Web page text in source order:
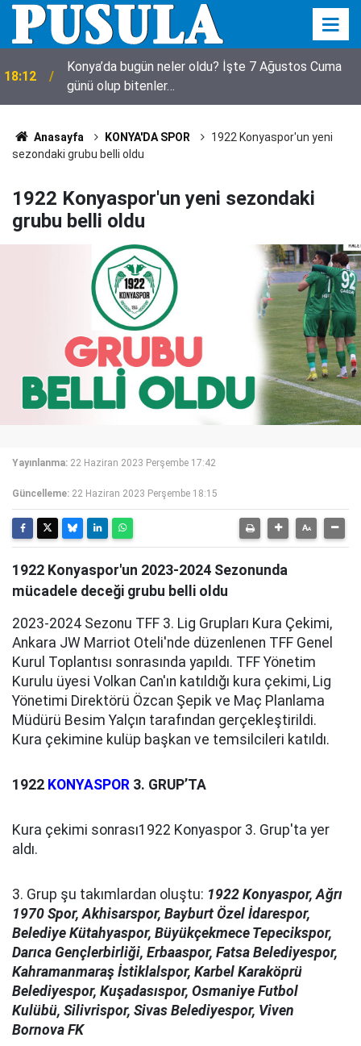
18:10 Herkes bezgin! Yıkılmadı, fuhuş oteli oldu
Anasayfa KONYA'DA SPOR
1922 Konyaspor'un yeni
sezondaki grubu belli oldu
1922 Konyaspor'un yeni sezondaki
grubu belli oldu
Yayınlanma: 22 Haziran 2023 Perşembe 17:42
Güncelleme: 22 Haziran 2023 Perşembe 18:15
1922 Konyaspor'un 2023-2024 Sezonunda
mücadele deceği grubu belli oldu
2023-2024 Sezonu TFF 3. Lig Grupları Kura Çekimi,
Ankara JW Marriot Oteli'nde düzenlenen TFF Genel
Kurul Toplantısı sonrasında yapıldı. TFF Yönetim
Kurulu üyesi Volkan Can'ın katıldığı kura çekimi, Lig
Yönetimi Direktörü Özcan Şepik ve Maç Planlama
Müdürü Besim Yalçın tarafından gerçekleştirildi.
Kura çekimine kulüp başkan ve temsilcileri katıldı.
1922 KONYASPOR 3. GRUP’TA
Kura çekimi sonrası1922 Konyaspor 3. Grup'ta yer
aldı.
3. Grup şu takımlardan oluştu: 1922 Konyaspor, Ağrı
1970 Spor, Akhisarspor, Bayburt Özel İdarespor,
Belediye Kütahyaspor, Büyükçekmece Tepecikspor,
Darıca Gençlerbirliği, Erbaaspor, Fatsa Belediyespor,
Kahramanmaraş İstiklalspor, Karbel Karaköprü
Belediyespor, Kuşadasıspor, Osmaniye Futbol
Kulübü, Silivrispor, Sivas Belediyespor, Viven
Bornova FK